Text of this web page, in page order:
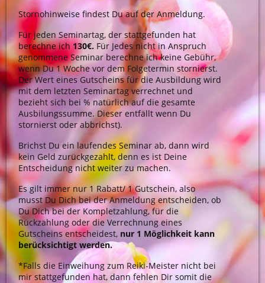
Stornohinweise findest Du auf der Anmeldung.
Für jeden Seminartag, der stattgefunden hat
berechne ich130€. Für Jedes nicht in Anspruch
genommene Seminar berechne ich keine Gebühr,
wenn Du 1 Woche vor dem Folgetermin stornierst.
Der Wert eines Gutscheins für die Ausbildung wird
mit dem letzten Seminartag verrechnet und
bezieht sich bei % natürlich auf die gesamte
Ausbilungssumme. Dieser entfällt wenn Du
stornierst oder abbrichst).
Brichst Du ein laufendes Seminar ab, dann wird
kein Geld zurückgezahlt, denn es ist Deine
Entscheidung nicht weiter zu machen.
Es gilt immer nur 1 Rabatt/ 1 Gutschein, also
musst Du Dich bei der Anmeldung entscheiden, ob
Du Dich bei der Kompletzahlung, für die
Rückzahlung oder die Verrechnung eines
Gutscheins entscheidest, nur 1 Möglichkeit kann
berücksichtigt werden.
*Falls die Einweihung zum Reiki-Meister nicht bei
mir stattgefunden hat, dann fehlen Dir somit die